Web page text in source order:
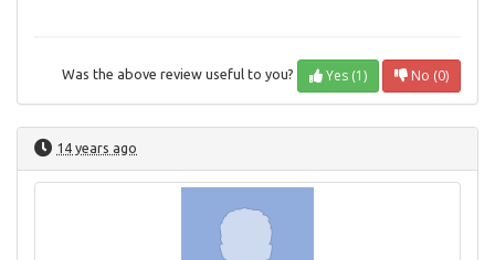
Was the above review useful to you? Yes (1) No (0)
14 years ago